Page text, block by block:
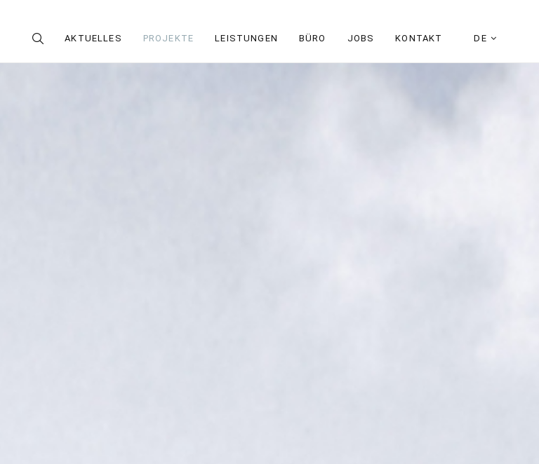
AKTUELLES PROJEKTE LEISTUNGEN BÜRO JOBS KONTAKT DE